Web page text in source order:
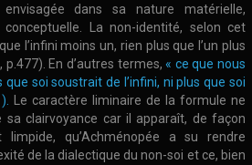
dans sa nature matérielle,
La non-identité, selon cet
l’infini moins un, rien plus que l’un plus
p.477). En d’autres termes,« ce que nous
soi soustrait de l’infini, ni plus que soi
Le caractère liminaire de la formule ne
sa clairvoyance car il apparaît, de façon
qu’Achménopée a su rendre
de la dialectique du non-soi et ce, bien